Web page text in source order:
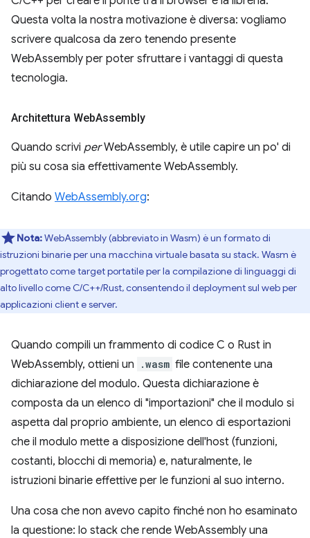
Questa volta la nostra motivazione è diversa: vogliamo
scrivere qualcosa da zero tenendo presente
WebAssembly per poter sfruttare i vantaggi di questa
tecnologia.
Architettura WebAssembly
Quando scrivi perWebAssembly, è utile capire un po' di
più su cosa sia effettivamente WebAssembly.
Citando WebAssembly.org:
Nota:WebAssembly (abbreviato in Wasm) è un formato di
istruzioni binarie per una macchina virtuale basata su stack. Wasm è
progettato come target portatile per la compilazione di linguaggi di
alto livello come C/C++/Rust, consentendo il deployment sul web per
applicazioni client e server.
Quando compili un frammento di codice C o Rust in
WebAssembly, ottieni un
.wasm file contenente una
dichiarazione del modulo. Questa dichiarazione è
composta da un elenco di "importazioni" che il modulo si
aspetta dal proprio ambiente, un elenco di esportazioni
che il modulo mette a disposizione dell'host (funzioni,
costanti, blocchi di memoria) e, naturalmente, le
istruzioni binarie effettive per le funzioni al suo interno.
Una cosa che non avevo capito finché non ho esaminato
la questione: lo stack che rende WebAssembly una